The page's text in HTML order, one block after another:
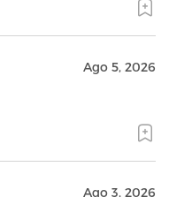
Ago 5, 2026
Ago 3, 2026